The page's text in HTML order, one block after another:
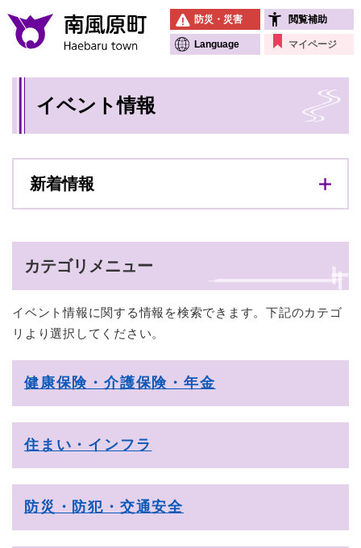
メニューを飛ばして本文へ
防災・災害 閲覧補助
Language マイページ
イベント情報
新着情報
カテゴリメニュー
イベント情報に関する情報を検索できます。下記のカテゴ
リより選択してください。
健康保険・介護保険・年金
住まい・インフラ
防災・防犯・交通安全